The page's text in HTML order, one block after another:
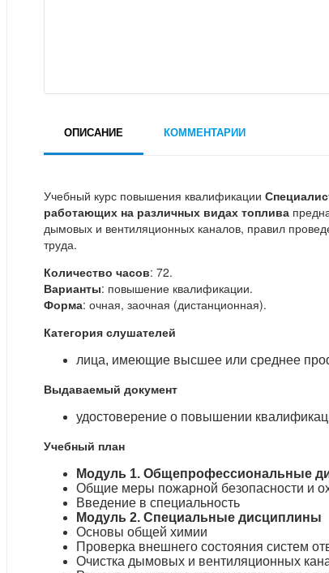
ОПИСАНИЕ КОММЕНТАРИИ
Учебный курс повышения квалификации
работающих на различных видах топлива
дымовых и вентиляционных каналов, правил
труда.
Количество часов: 72.
Варианты: повышение квалификации.
Форма: очная, заочная (дистанционная).
Категория слушателей
лица, имеющие высшее или среднее
Выдаваемый документ
удостоверение о повышении
Учебный план
Модуль 1. Общепрофессиональные
Общие меры пожарной безопасности и
Введение в специальность
Модуль 2. Специальные дисциплины
Основы общей химии
Проверка внешнего состояния систем
Очистка дымовых и вентиляционных